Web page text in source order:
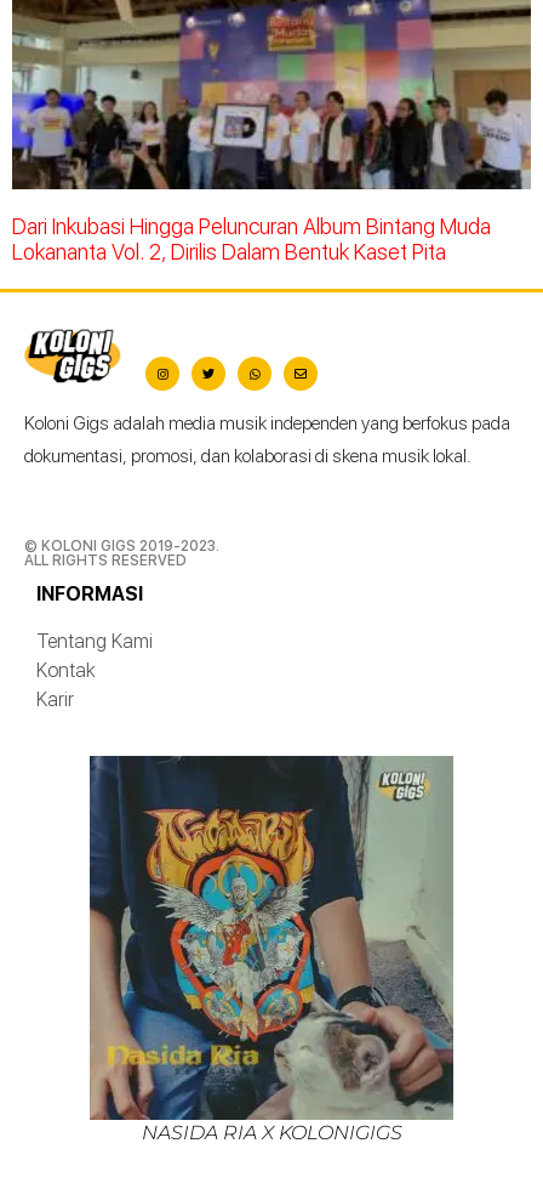
Dari Inkubasi Hingga Peluncuran Album Bintang Muda
Lokananta Vol. 2, Dirilis Dalam Bentuk Kaset Pita
Koloni Gigs adalah media musik independen yang berfokus pada
dokumentasi, promosi, dan kolaborasi di skena musik lokal.
© KOLONI GIGS 2019-2023.
ALL RIGHTS RESERVED
INFORMASI
Tentang Kami
Kontak
Karir
NASIDA RIA X KOLONIGIGS